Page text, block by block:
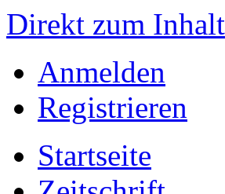
Direkt zum Inhalt
Anmelden
Registrieren
Startseite